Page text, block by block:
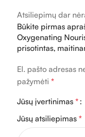
Atsiliepimų dar
Būkite pirmas
Oxygenating
prisotintas,
El. pašto adresas
pažymėti *
Jūsų įvertinimas *
Jūsų atsiliepimas *